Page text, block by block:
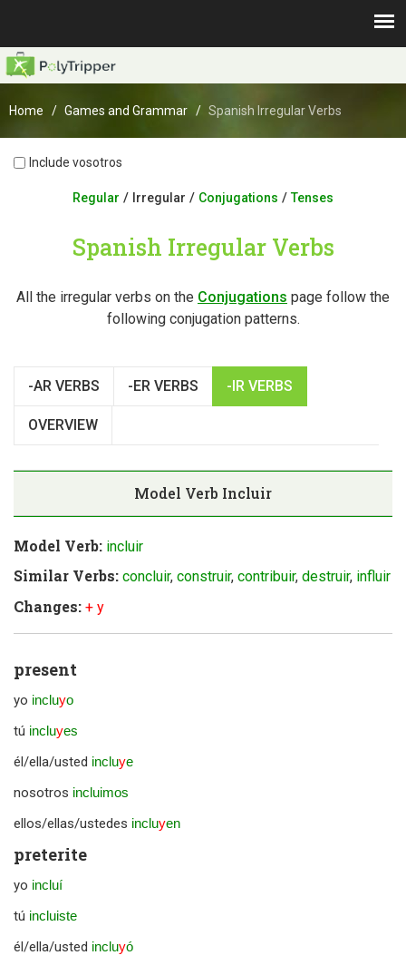
Home Games and Grammar Spanish Irregular Verbs
Include vosotros
Regular / Irregular / Conjugations /Tenses
Spanish Irregular Verbs
All the irregular verbs on the Conjugations page follow the
following conjugation patterns.
-AR VERBS -ER VERBS -IR VERBS
OVERVIEW
Model Verb Incluir
Model Verb: incluir
Similar Verbs: concluir, construir, contribuir, destruir, influir
Changes: + y
present
yo incluyo
tú incluyes
él/ella/usted incluye
nosotros incluimos
ellos/ellas/ustedes incluyen
preterite
yo incluí
tú incluiste
él/ella/usted incluyó